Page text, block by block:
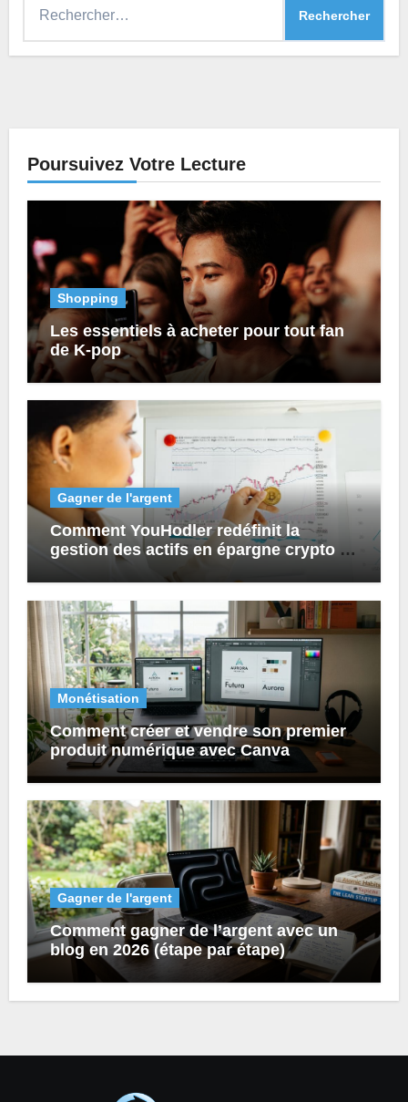
Poursuivez Votre Lecture
Shopping
Les essentiels à acheter pour tout fan
de K-pop
Gagner de l'argent
Comment YouHodler redéfinit la
gestion des actifs en épargne crypto et
prêts numériques ?
Monétisation
Comment créer et vendre son premier
produit numérique avec Canva
Gagner de l'argent
Comment gagner de l’argent avec un
blog en 2026 (étape par étape)